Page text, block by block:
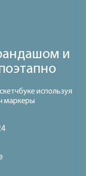
и
используя
маркеры